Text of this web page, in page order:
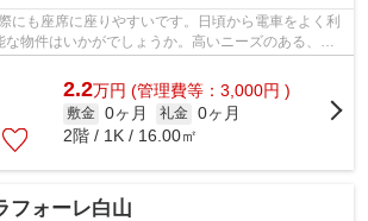
にも座席に座りやすいです。日頃から電車をよく利
物件はいかがでしょうか。高いニーズのある、駅
動距離が短くて...
2.2万円 (管理費等：3,000円 )
敷金 0ヶ月 礼金 0ヶ月
2階 / 1K / 16.00㎡
フォーレ白山